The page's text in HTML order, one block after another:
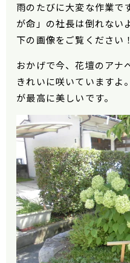
雨のたびに大変な作業で
が命」の社長は倒れない
下の画像をご覧ください！
おかげで今、花壇のアナ
きれいに咲いていますよ
が最高に美しいです。